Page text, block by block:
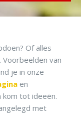
Of alles
Voorbeelden van
je in onze
en
kom tot ideeën.
met